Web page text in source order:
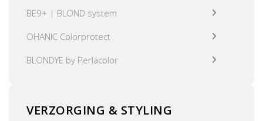
BE9+ | BLOND system
OHANIC Colorprotect
BLONDYE by Perlacolor
VERZORGING & STYLING